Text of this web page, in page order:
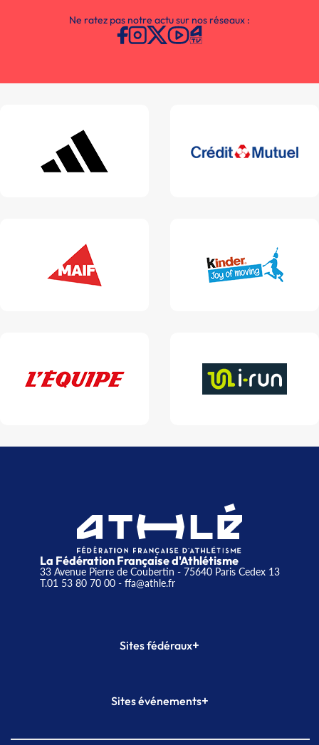
Ne ratez pas notre actu sur nos réseaux :
La Fédération Française d'Athlétisme
33 Avenue Pierre de Coubertin - 75640 Paris Cedex 13
T.01 53 80 70 00- ffa@athle.fr
Sites fédéraux+
Plateforme Formation
Sites événements+
Meeting de Paris indoor